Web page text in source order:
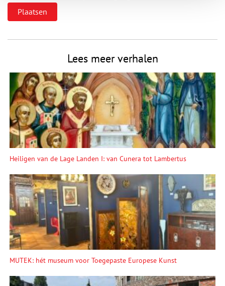
Lees meer verhalen
Heiligen van de Lage Landen I: van Cunera tot Lambertus
MUTEK: hét museum voor Toegepaste Europese Kunst